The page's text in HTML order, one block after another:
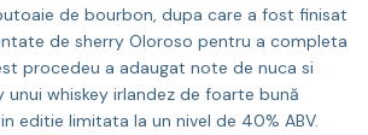
de bourbon, dupa care a fost finisat
de sherry Oloroso pentru a completa
procedeu a adaugat note de nuca si
unui whiskey irlandez de foarte bună
editie limitata la un nivel de 40% ABV.